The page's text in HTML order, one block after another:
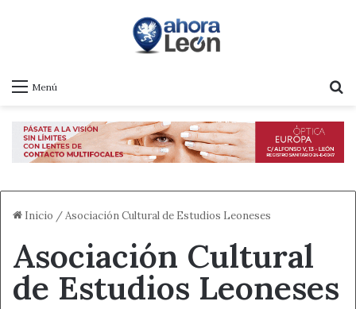
Menú
Inicio /Asociación Cultural de Estudios Leoneses
Asociación Cultural
de Estudios Leoneses